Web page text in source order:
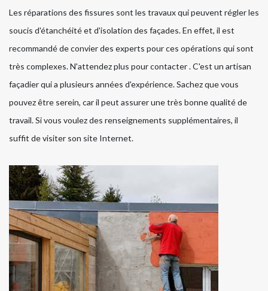
Les réparations des fissures sont les travaux qui peuvent régler les
soucis d'étanchéité et d'isolation des façades. En effet, il est
recommandé de convier des experts pour ces opérations qui sont
très complexes. N'attendez plus pour contacter . C'est un artisan
façadier qui a plusieurs années d'expérience. Sachez que vous
pouvez être serein, car il peut assurer une très bonne qualité de
travail. Si vous voulez des renseignements supplémentaires, il
suffit de visiter son site Internet.